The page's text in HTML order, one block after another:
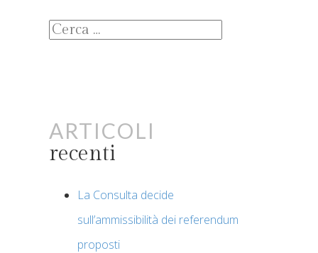
Ricerca
per:
Articoli
recenti
La Consulta decide
sull’ammissibilità dei referendum
proposti